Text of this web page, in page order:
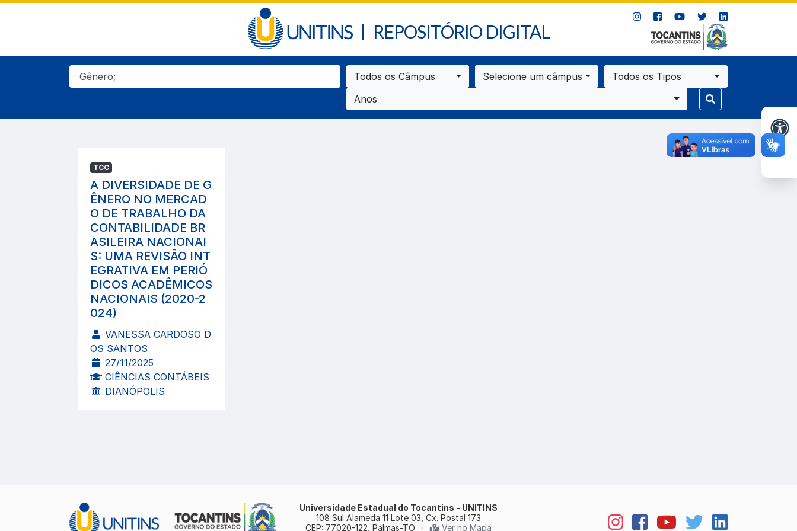
REPOSITÓRIO DIGITAL
Todos os Câmpus Selecione um câmpus
Todos os Tipos
Anos
TCC
A DIVERSIDADE DE G
ÊNERO NO MERCAD
O DE TRABALHO DA
CONTABILIDADE BR
ASILEIRA NACIONAI
S: UMA REVISÃO INT
EGRATIVA EM PERIÓ
DICOS ACADÊMICOS
NACIONAIS (2020-2
024)
VANESSA CARDOSO D
OS SANTOS
27/11/2025
CIÊNCIAS CONTÁBEIS
DIANÓPOLIS
Universidade Estadual do Tocantins - UNITINS
108 Sul Alameda 11 Lote 03, Cx. Postal 173
CEP: 77020-122, Palmas-TO
• Ver no Mapa